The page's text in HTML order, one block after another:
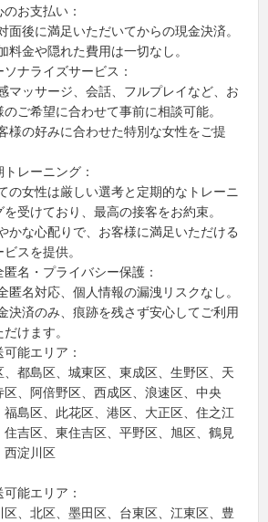
のお支払い：
面後に満足いただいてからの現金決済。
料金や隠れた費用は一切なし。
ソナライズサービス：
マッサージ、会話、フルプレイなど、お
のご希望に合わせて事前に相談可能。
様の好みに合わせた特別な女性をご提
トレーニング：
の女性は厳しい選考と定期的なトレーニ
を受けており、最高の接客をお約束。
かな心配りで、お客様に満足いただける
ビスを提供。
匿名・プライバシー保護：
匿名対応、個人情報の漏洩リスクなし。
決済のみ、痕跡を残さず安心してご利用
だけます。
可能エリア：
、都島区、城東区、東成区、生野区、天
区、阿倍野区、西成区、浪速区、中央
福島区、此花区、港区、大正区、住之江
住吉区、東住吉区、平野区、旭区、鶴見
西淀川区
可能エリア：
区、北区、墨田区、台東区、江東区、豊